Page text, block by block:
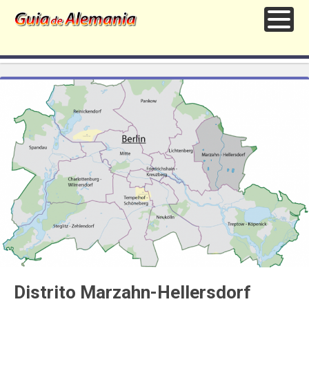
Distrito Marzahn-Hellersdorf